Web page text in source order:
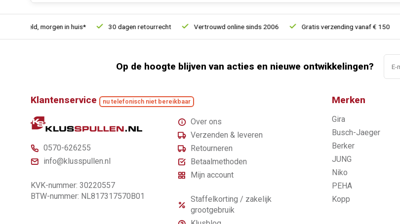
morgen in huis* 30 dagen retourrecht Vertrouwd online sinds 2006 Gratis verzending vanaf € 150
Op de hoogte blijven van acties en nieuwe ontwikkelingen?
Klantenservice nu telefonisch niet bereikbaar
0570-626255
info@klusspullen.nl
KVK-nummer: 30220557
BTW-nummer: NL817317570B01
Over ons
Verzenden & leveren
Retourneren
Betaalmethoden
Mijn account
Staffelkorting / zakelijk
grootgebruik
Merken
Gira
Busch-Jaeger
Berker
JUNG
Niko
PEHA
Kopp